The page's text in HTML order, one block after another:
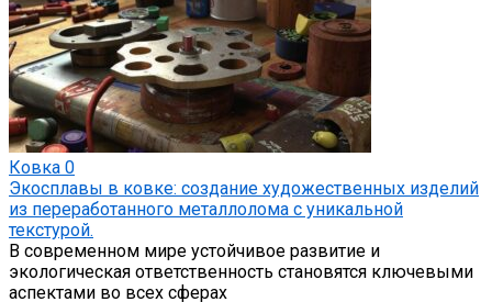
Ковка 0
Экосплавы в ковке: создание художественных изделий
из переработанного металлолома с уникальной
текстурой.
В современном мире устойчивое развитие и
экологическая ответственность становятся ключевыми
аспектами во всех сферах